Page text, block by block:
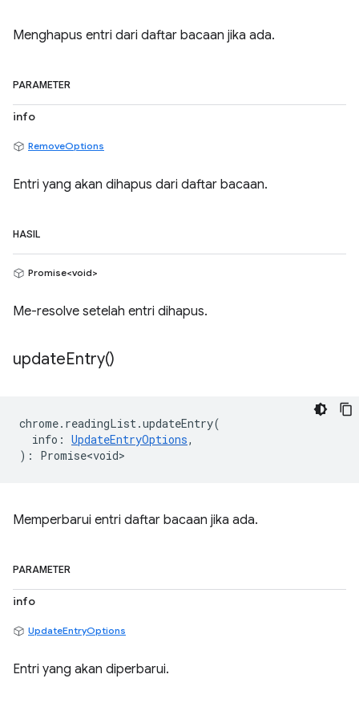
Menghapus entri dari daftar bacaan jika ada.
PARAMETER
info
RemoveOptions
Entri yang akan dihapus dari daftar bacaan.
HASIL
Promise<void>
Me-resolve setelah entri dihapus.
updateEntry()
chrome. readingList .updateEntry(
info : UpdateEntryOptions,
) : Promise<void>
Memperbarui entri daftar bacaan jika ada.
PARAMETER
info
UpdateEntryOptions
Entri yang akan diperbarui.